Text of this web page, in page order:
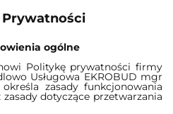
ogólne
Politykę prywatności firmy
Usługowa EKROBUD mgr
zasady funkcjonowania
dotyczące przetwarzania